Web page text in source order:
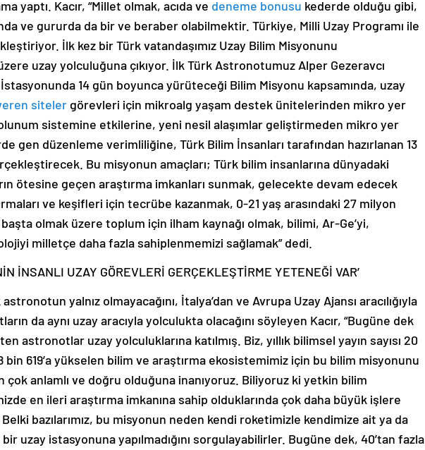
yaptı. Kacır, “Millet olmak, acıda ve deneme bonusu kederde olduğu gibi,
ve gururda da bir ve beraber olabilmektir. Türkiye, Milli Uzay Programı ile
İlk kez bir Türk vatandaşımız Uzay Bilim Misyonunu
uzay yolculuğuna çıkıyor. İlk Türk Astronotumuz Alper Gezeravcı
14 gün boyunca yürüteceği Bilim Misyonu kapsamında, uzay
siteler görevleri için mikroalg yaşam destek ünitelerinden mikro yer
sistemine etkilerine, yeni nesil alaşımlar geliştirmeden mikro yer
gen düzenleme verimliliğine, Türk Bilim İnsanları tarafından hazırlanan 13
Bu misyonun amaçları; Türk bilim insanlarına dünyadaki
ötesine geçen araştırma imkanları sunmak, gelecekte devam edecek
ve keşifleri için tecrübe kazanmak, 0-21 yaş arasındaki 27 milyon
olmak üzere toplum için ilham kaynağı olmak, bilimi, Ar-Ge’yi,
milletçe daha fazla sahiplenmemizi sağlamak” dedi.
İNSANLI UZAY GÖREVLERİ GERÇEKLEŞTİRME YETENEĞİ VAR’
yalnız olmayacağını, İtalya’dan ve Avrupa Uzay Ajansı aracılığıyla
da aynı uzay aracıyla yolculukta olacağını söyleyen Kacır, “Bugüne dek
astronotlar uzay yolculuklarına katılmış. Biz, yıllık bilimsel yayın sayısı 20
bin 619’a yükselen bilim ve araştırma ekosistemimiz için bu bilim misyonunu
anlamlı ve doğru olduğuna inanıyoruz. Biliyoruz ki yetkin bilim
en ileri araştırma imkanına sahip olduklarında çok daha büyük işlere
bazılarımız, bu misyonun neden kendi roketimizle kendimize ait ya da
uzay istasyonuna yapılmadığını sorgulayabilirler. Bugüne dek, 40’tan fazla